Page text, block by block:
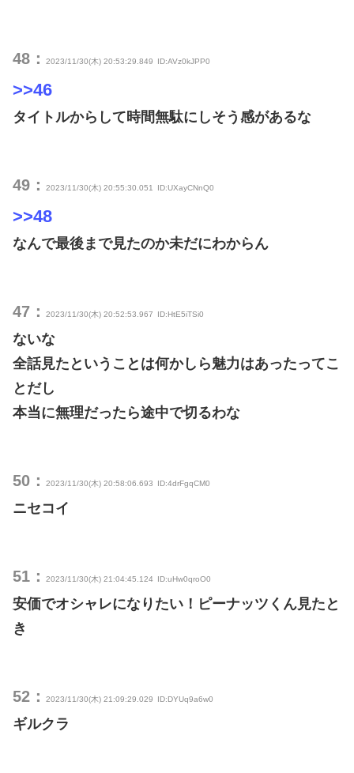
48： 2023/11/30(木) 20:53:29.849 ID:AVz0kJPP0
>>46
タイトルからして時間無駄にしそう感があるな
49： 2023/11/30(木) 20:55:30.051 ID:UXayCNnQ0
>>48
なんで最後まで見たのか未だにわからん
47： 2023/11/30(木) 20:52:53.967 ID:HtE5iTSi0
ないな
全話見たということは何かしら魅力はあったってこ
とだし
本当に無理だったら途中で切るわな
50： 2023/11/30(木) 20:58:06.693 ID:4drFgqCM0
ニセコイ
51： 2023/11/30(木) 21:04:45.124 ID:uHw0qroO0
安価でオシャレになりたい！ピーナッツくん見たと
き
52： 2023/11/30(木) 21:09:29.029 ID:DYUq9a6w0
ギルクラ